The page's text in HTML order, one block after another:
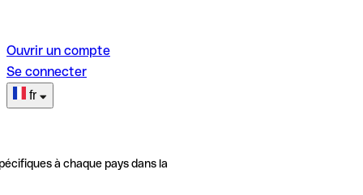
Ouvrir un compte
Se connecter
fr
à chaque pays dans la